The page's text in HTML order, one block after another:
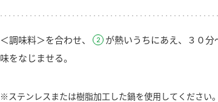
＜調味料＞を合わせ、
が熱いうちにあえ、３０
味をなじませる。
※ステンレスまたは樹脂加工した鍋を使用してください。